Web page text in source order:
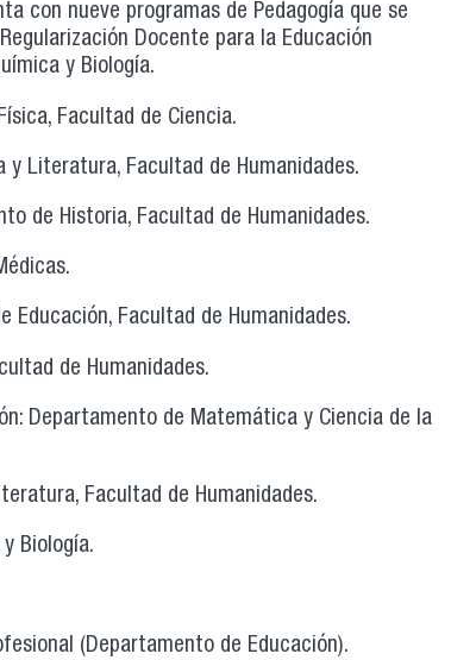
con nueve programas de Pedagogía que se
Docente para la Educación
y Biología.
Facultad de Ciencia.
y Literatura, Facultad de Humanidades.
de Historia, Facultad de Humanidades.
Educación, Facultad de Humanidades.
de Humanidades.
Departamento de Matemática y Ciencia de la
Facultad de Humanidades.
Biología.
(Departamento de Educación).